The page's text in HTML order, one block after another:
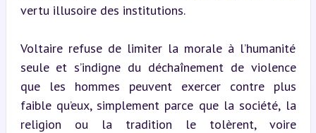
vertu illusoire des institutions.
Voltaire refuse de limiter la morale à l’humanité
seule et s’indigne du déchaînement de violence
que les hommes peuvent exercer contre plus
faible qu’eux, simplement parce que la société, la
religion ou la tradition le tolèrent, voire